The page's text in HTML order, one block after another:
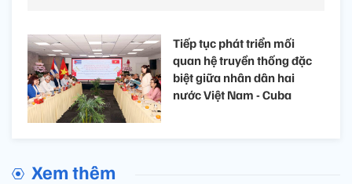
Tiếp tục phát triển mối
quan hệ truyền thống đặc
biệt giữa nhân dân hai
nước Việt Nam - Cuba
Xem thêm